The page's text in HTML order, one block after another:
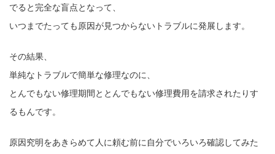
でると完全な盲点となって、
いつまでたっても原因が見つからないトラブルに発展します。
その結果、
単純なトラブルで簡単な修理なのに、
とんでもない修理期間ととんでもない修理費用を請求されたりす
るもんです。
原因究明をあきらめて人に頼む前に自分でいろいろ確認してみた